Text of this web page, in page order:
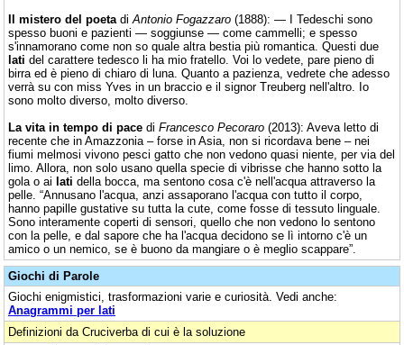
Il mistero del poeta di Antonio Fogazzaro (1888): — I Tedeschi sono
spesso buoni e pazienti — soggiunse — come cammelli; e spesso
s'innamorano come non so quale altra bestia più romantica. Questi due
lati del carattere tedesco li ha mio fratello. Voi lo vedete, pare pieno di
birra ed è pieno di chiaro di luna. Quanto a pazienza, vedrete che adesso
verrà su con miss Yves in un braccio e il signor Treuberg nell'altro. Io
sono molto diverso, molto diverso.
La vita in tempo di pace di Francesco Pecoraro (2013): Aveva letto di
recente che in Amazzonia – forse in Asia, non si ricordava bene – nei
fiumi melmosi vivono pesci gatto che non vedono quasi niente, per via del
limo. Allora, non solo usano quella specie di vibrisse che hanno sotto la
gola o ai lati della bocca, ma sentono cosa c'è nell'acqua attraverso la
pelle. “Annusano l'acqua, anzi assaporano l'acqua con tutto il corpo,
hanno papille gustative su tutta la cute, come fosse di tessuto linguale.
Sono interamente coperti di sensori, quello che non vedono lo sentono
con la pelle, e dal sapore che ha l'acqua decidono se lì intorno c'è un
amico o un nemico, se è buono da mangiare o è meglio scappare”.
Giochi di Parole
Giochi enigmistici, trasformazioni varie e curiosità. Vedi anche:
Anagrammi per lati
Definizioni da Cruciverba di cui è la soluzione